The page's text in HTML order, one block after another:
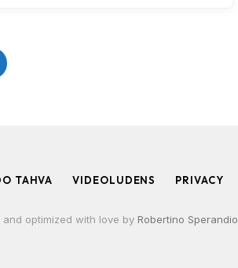
TAHVA VIDEOLUDENS PRIVACY
optimized with love by Robertino Sperandio